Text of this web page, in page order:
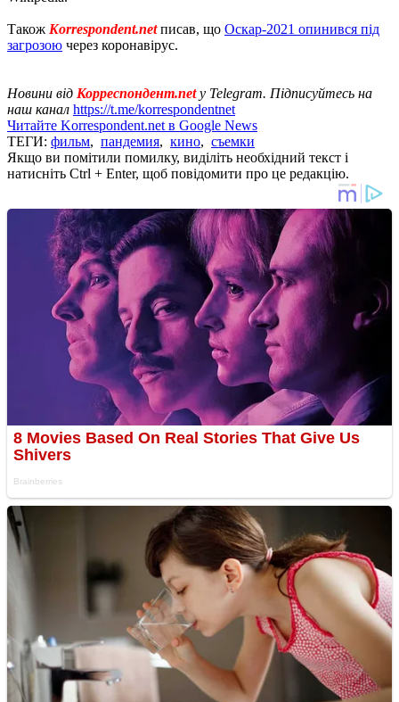
Також Korrespondent.netписав, що Оскар-2021 опинився під
загрозою через коронавірус.
Новини від Корреспондент.net у Telegram. Підписуйтесь на
наш канал https://t.me/korrespondentnet
Читайте Korrespondent.net в Google News
ТЕГИ: фильм, пандемия, кино, съемки
Якщо ви помітили помилку, виділіть необхідний текст і
натисніть Ctrl + Enter, щоб повідомити про це редакцію.